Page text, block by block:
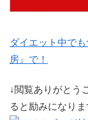
ダイエット中で
房』で！
↓閲覧ありがとう
ると励みになりま